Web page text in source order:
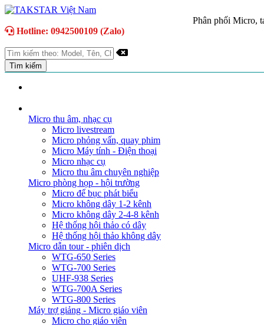
Phân phối Micro,
Hotline: 0942500109 (Zalo)
Micro thu âm, nhạc cụ
Micro livestream
Micro phỏng vấn, quay phim
Micro Máy tính - Điện thoại
Micro nhạc cụ
Micro thu âm chuyên nghiệp
Micro phòng họp - hội trường
Micro để bục phát biểu
Micro không dây 1-2 kênh
Micro không dây 2-4-8 kênh
Hệ thống hội thảo có dây
Hệ thống hội thảo không dây
Micro dẫn tour - phiên dịch
WTG-650 Series
WTG-700 Series
UHF-938 Series
WTG-700A Series
WTG-800 Series
Máy trợ giảng - Micro giáo viên
Micro cho giáo viên